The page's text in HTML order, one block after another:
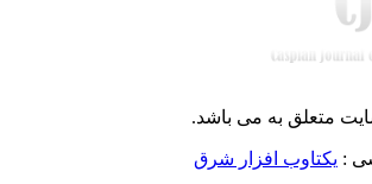
متعلق بهمی باشد.
: یکتاوب افزار شرق